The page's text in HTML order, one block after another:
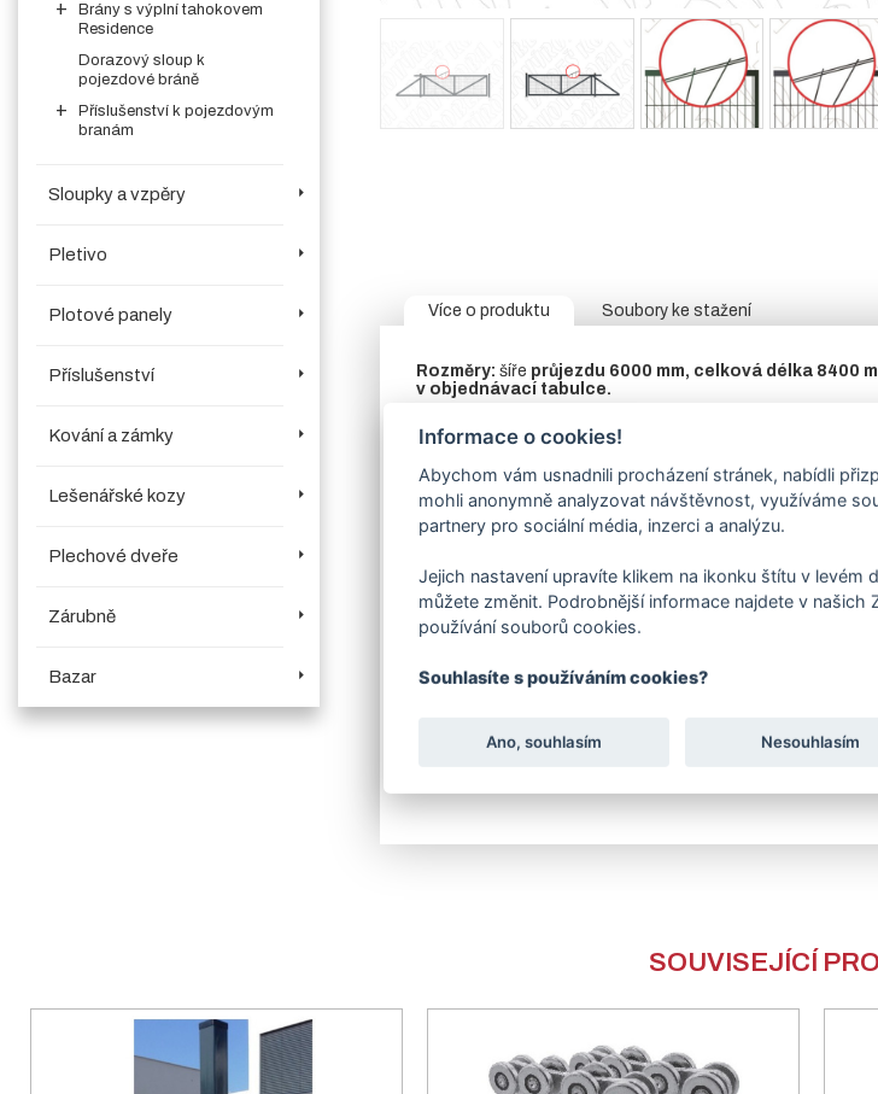
Brány s výplní tahokovem
Residence
Dorazový sloup k
pojezdové bráně
Příslušenství k pojezdovým
branám
Sloupky a vzpěry
Pletivo
Plotové panely
Příslušenství
Kování a zámky
Lešenářské kozy
Plechové dveře
Zárubně
Bazar
Více o produktu Soubory ke stažení
Rozměry: šíře průjezdu 6000 mm, celková délka 8400
v objednávací tabulce.
Rám:
jekl 80/60/3 mm– pozinkovaný profil DX 51D.
V horní části brány je z vnitřní strany přivařen L profil pro
Sloup: vodící sloupjekl 100/100/3 mm s navařenou
Výplň: panel 2D.V objednávací tabulcevyberte variantu
Sada komponent pro pojezdovou bránu není součástí
Zavírací mechanismus:není součástí, bránu lze ovládat
produktech. V případě ručně vedené brány možnost
v objednávací tabulce.
Technické detaily pro
SOUVISEJÍCÍ
Informace o cookies!
Abychom vám usnadnili procházení stránek, nabídli
mohli anonymně analyzovat návštěvnost, využíváme
partnery pro sociální média, inzerci a analýzu.
Jejich nastavení upravíte klikem na ikonku štítu v levém
můžete změnit. Podrobnější informace najdete v našich
používání souborů cookies.
Souhlasíte s používáním cookies?
Ano, souhlasím Nesouhlasím